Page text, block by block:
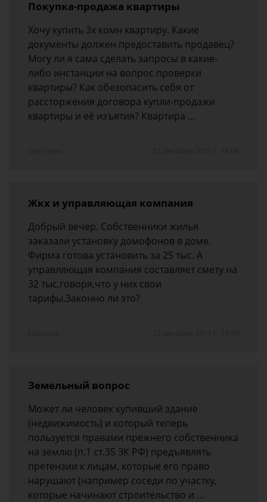
Покупка-продажа квартиры
Хочу купить 3х комн квартиру. Какие
документы должен предоставить продавец?
Могу ли я сама сделать запросы в какие-
либо инстанции на вопрос проверки
квартиры? Как обезопасить себя от
рассторжения договора купли-продажи
квартиры и её изъятия? Квартира …
Жкх и управляющая компания
Добрый вечер. Собственники жилья
заказали установку домофонов в доме.
Фирма готова установить за 25 тыс. А
управляющая компания составляет смету на
32 тыс,говоря,что у них свои
тарифы.Законно ли это?
Земельный вопрос
Может ли человек купивший здание
(недвижимость) и который теперь
пользуется правами прежнего собственника
на землю (п.1 ст.35 ЗК РФ) предъявлять
претензии к лицам, которые его право
нарушают (например соседи по участку,
которые начинают строительство и …